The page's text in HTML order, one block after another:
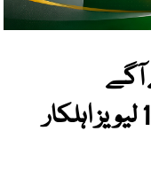
آگے
ہتھیارڈالنے کے الزام میں 15 لیویز اہلکار